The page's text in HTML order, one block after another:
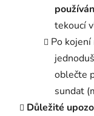
tekoucí
Po kojení
oblečte
sundat
Důležité